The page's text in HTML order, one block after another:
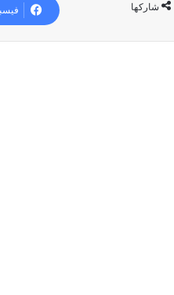
شاركها